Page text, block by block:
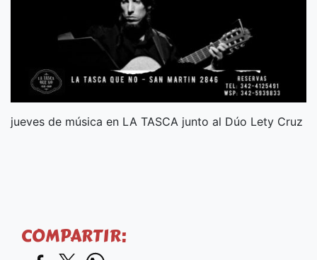
jueves de música en LA TASCA junto al Dúo Lety Cruz
COMPARTIR: